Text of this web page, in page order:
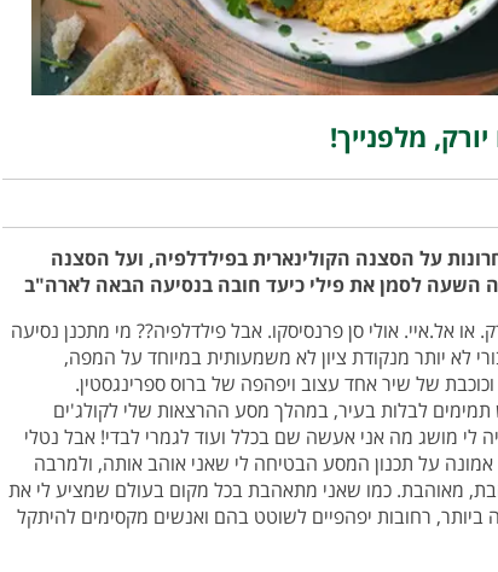
מלפנייך!
על הסצנה הקולינארית בפילדלפיה, ועל הסצנה
השעה לסמן את פילי כיעד חובה בנסיעה הבאה לארה"ב
אל.איי. אולי סן פרנסיסקו. אבל פילדלפיה?? מי מתכנן נסיעה
לא יותר מנקודת ציון לא משמעותית במיוחד על המפה,
של שיר אחד עצוב ויפהפה של ברוס ספרינגסטין.
לבלות בעיר, במהלך מסע ההרצאות שלי לקולג'ים
מושג מה אני אעשה שם בכלל ועוד לגמרי לבדי! אבל נטלי
על תכנון המסע הבטיחה לי שאני אוהב אותה, ולמרבה
מאוהבת. כמו שאני מתאהבת בכל מקום בעולם שמציע לי את
רחובות יפהפיים לשוטט בהם ואנשים מקסימים להיתקל